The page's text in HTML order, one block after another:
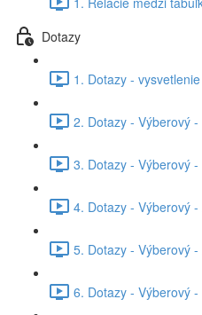
Dotazy
1. Dotazy -
2. Dotazy - Výberový
3. Dotazy - Výberový
4. Dotazy - Výberový
5. Dotazy - Výberový
6. Dotazy - Výberový